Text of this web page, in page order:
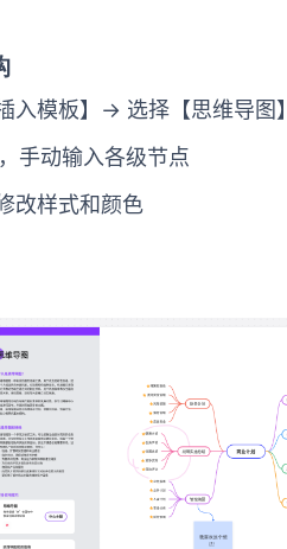
入模板】→ 选择【思维导图】
手动输入各级节点
改样式和颜色